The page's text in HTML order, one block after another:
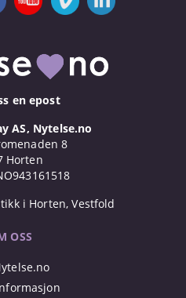
en epost
AS, Nytelse.no
8
Horten
i Horten, Vestfold
OSS